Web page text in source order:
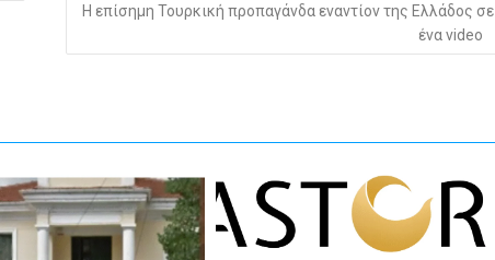
Η επίσημη Τουρκική προπαγάνδα εναντίον της Ελλάδος σε
ένα video